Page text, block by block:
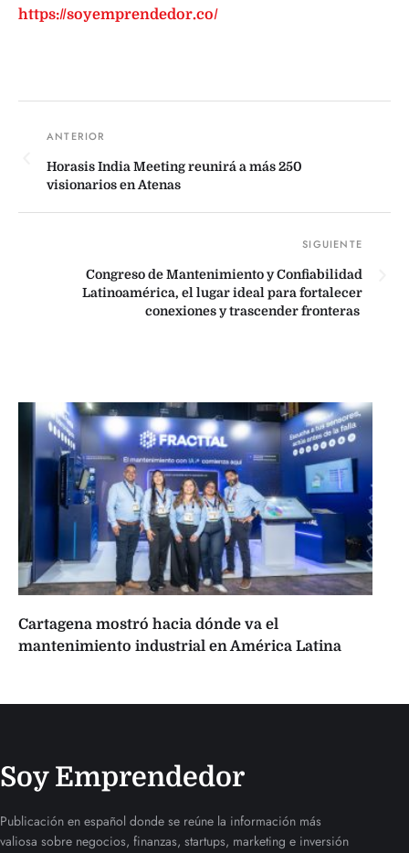
https://soyemprendedor.co/
Horasis India Meeting reunirá a más 250
visionarios en Atenas
Congreso de Mantenimiento y Confiabilidad
Latinoamérica, el lugar ideal para fortalecer
conexiones y trascender fronteras
Cartagena mostró hacia dónde va el
mantenimiento industrial en América Latina
Soy Emprendedor
Publicación en español donde se reúne la información más
valiosa sobre negocios, finanzas, startups, marketing e inversión